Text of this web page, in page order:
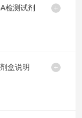
检测试剂
盒说明